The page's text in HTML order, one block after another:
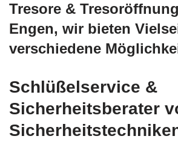
Tresore &
Engen, wir bieten
verschiedene
Schlüßelservice &
Sicherheitsberater